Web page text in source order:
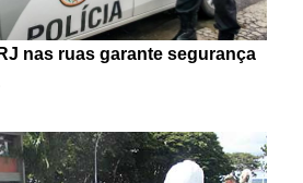
nas ruas garante segurança